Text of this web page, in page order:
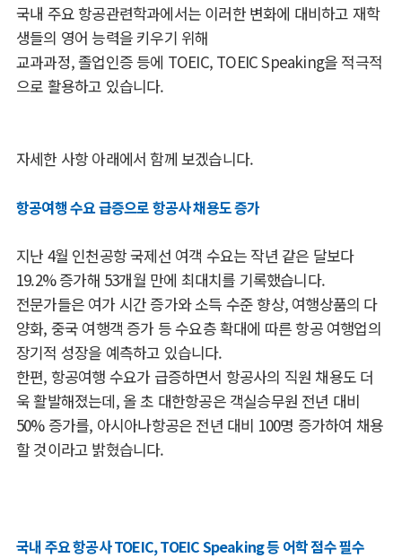
국내 주요 항공관련학과에서는 이러한 변화에 대비하고 재학
생들의 영어 능력을 키우기 위해
교과과정, 졸업인증 등에 TOEIC, TOEIC Speaking을 적극적
으로 활용하고 있습니다.
자세한 사항 아래에서 함께 보겠습니다.
항공여행 수요 급증으로 항공사 채용도 증가
지난 4월 인천공항 국제선 여객 수요는 작년 같은 달보다
19.2% 증가해 53개월 만에 최대치를 기록했습니다.
전문가들은 여가 시간 증가와 소득 수준 향상, 여행상품의 다
양화, 중국 여행객 증가 등 수요층 확대에 따른 항공 여행업의
장기적 성장을 예측하고 있습니다.
한편, 항공여행 수요가 급증하면서 항공사의 직원 채용도 더
욱 활발해졌는데, 올 초 대한항공은 객실승무원 전년 대비
50% 증가를, 아시아나항공은 전년 대비 100명 증가하여 채용
할 것이라고 밝혔습니다.
국내 주요 항공사 TOEIC, TOEIC Speaking 등 어학 점수 필수